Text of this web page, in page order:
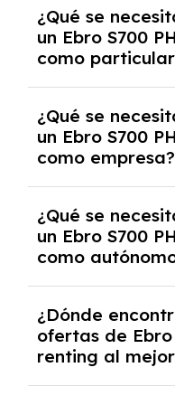
pero puede haber
cancelación
las condiciones
experto que te
¿Qué se
un Ebro S700
como
y, en algunos
crediticia y un
¿Qué se
un Ebro S700
como empresa?
documentación
casos, un informe
y un pago inicial.
¿Qué se
un Ebro S700
como
autónomos,
algunos casos,
inicial.
¿Dónde
ofertas de Ebro
renting al